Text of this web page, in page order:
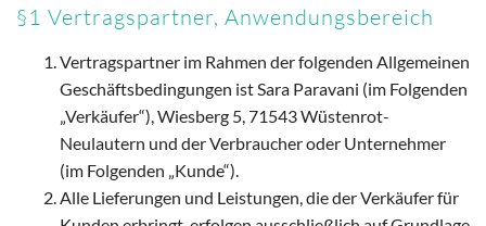
§1 Vertragspartner, Anwendungsbereich
Vertragspartner im Rahmen der folgenden Allgemeinen
Geschäftsbedingungen ist Sara Paravani (im Folgenden
„Verkäufer“), Wiesberg 5, 71543 Wüstenrot-
Neulautern und der Verbraucher oder Unternehmer
(im Folgenden „Kunde“).
Alle Lieferungen und Leistungen, die der Verkäufer für